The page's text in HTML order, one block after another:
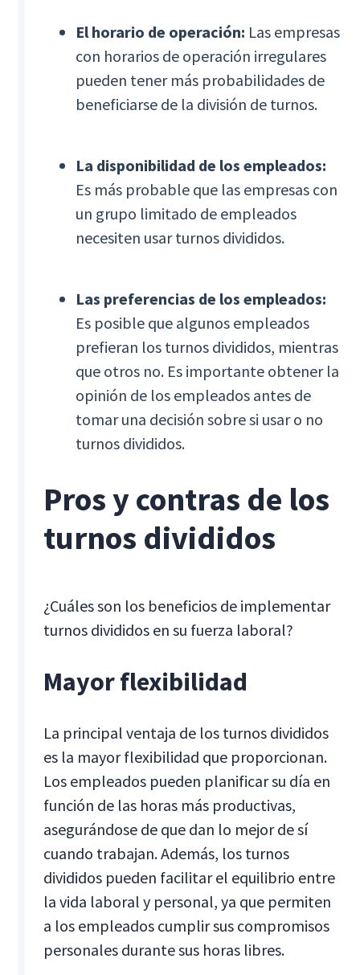
El horario de operación: Las empresas
con horarios de operación irregulares
pueden tener más probabilidades de
beneficiarse de la división de turnos.
La disponibilidad de los empleados:
Es más probable que las empresas con
un grupo limitado de empleados
necesiten usar turnos divididos.
Las preferencias de los empleados:
Es posible que algunos empleados
prefieran los turnos divididos, mientras
que otros no. Es importante obtener la
opinión de los empleados antes de
tomar una decisión sobre si usar o no
turnos divididos.
Pros y contras de los
turnos divididos
¿Cuáles son los beneficios de implementar
turnos divididos en su fuerza laboral?
Mayor flexibilidad
La principal ventaja de los turnos divididos
es la mayor flexibilidad que proporcionan.
Los empleados pueden planificar su día en
función de las horas más productivas,
asegurándose de que dan lo mejor de sí
cuando trabajan. Además, los turnos
divididos pueden facilitar el equilibrio entre
la vida laboral y personal, ya que permiten
a los empleados cumplir sus compromisos
personales durante sus horas libres.